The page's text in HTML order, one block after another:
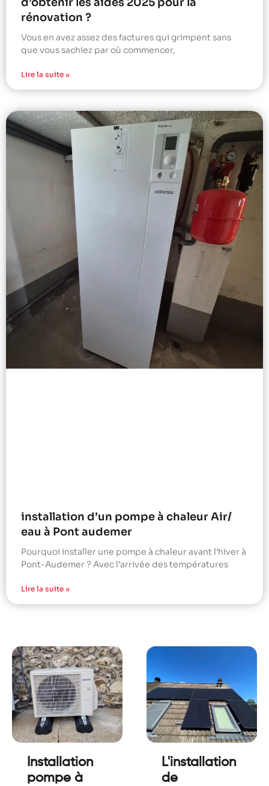
d’obtenir les aides 2025 pour la
rénovation ?
Vous en avez assez des factures qui grimpent sans
que vous sachiez par où commencer,
Lire la suite »
installation d’un pompe à chaleur Air/
eau à Pont audemer
Pourquoi installer une pompe à chaleur avant l’hiver à
Pont-Audemer ? Avec l’arrivée des températures
Lire la suite »
Installation
pompe à
L'installation
de